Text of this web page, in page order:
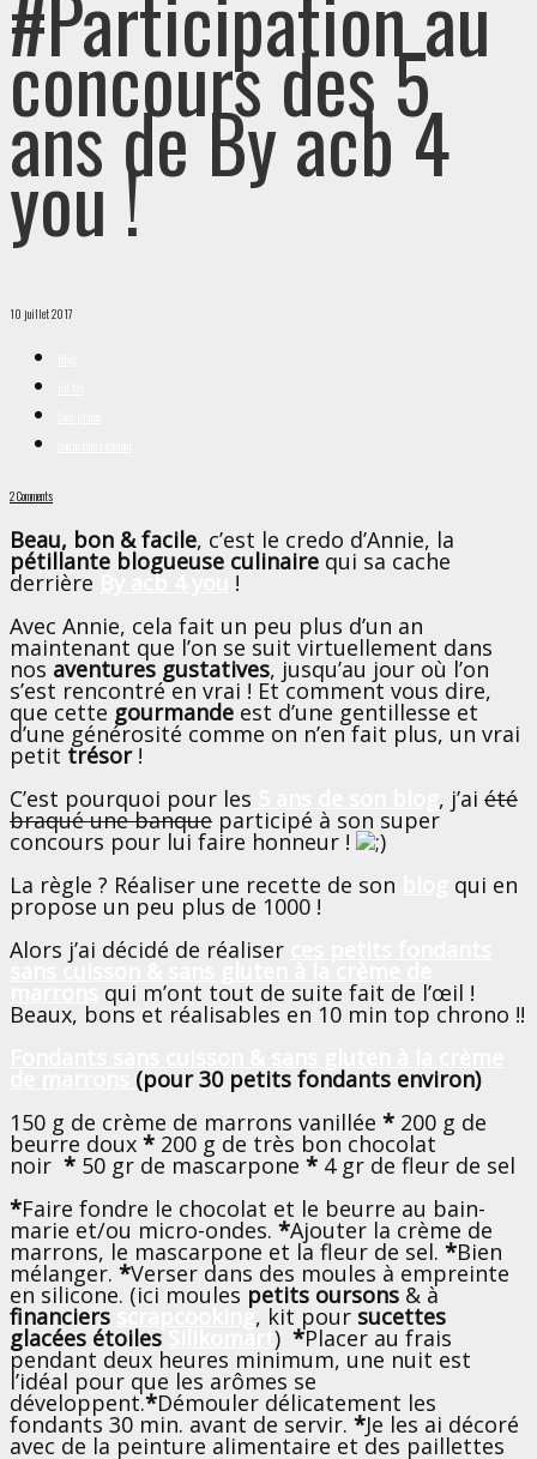
concours des 5
ans de By acb 4
you !
10 juillet 2017
2 Comments
Beau, bon & facile, c’est le credo d’Annie, la
pétillante blogueuse culinaire qui sa cache
derrière By acb 4 you
!
Avec Annie, cela fait un peu plus d’un an
maintenant que l’on se suit virtuellement dans
nos aventures gustatives, jusqu’au jour où l’on
s’est rencontré en vrai ! Et comment vous dire,
que cette gourmande est d’une gentillesse et
d’une générosité comme on n’en fait plus, un vrai
petit trésor!
C’est pourquoi pour les
, j’ai été
braqué une banque participé à son super
concours pour lui faire honneur !
La règle ? Réaliser une recette de son
qui en
propose un peu plus de 1000 !
Alors j’ai décidé de réaliser
sans cuisson & sans gluten à la crème de
qui m’ont tout de suite fait de l’œil !
Beaux, bons et réalisables en 10 min top chrono !!
(pour 30 petits fondants environ)
150 g de crème de marrons vanillée * 200 g de
beurre doux * 200 g de très bon chocolat
noir * 50 gr de mascarpone * 4 gr de fleur de sel
*Faire fondre le chocolat et le beurre au bain-
marie et/ou micro-ondes. *Ajouter la crème de
marrons, le mascarpone et la fleur de sel. *Bien
mélanger. *Verser dans des moules à empreinte
en silicone. (ici moules petits oursons & à
financiers scrapcooking, kit pour sucettes
glacées étoiles ) *Placer au frais
pendant deux heures minimum, une nuit est
l’idéal pour que les arômes se
développent.*Démouler délicatement les
fondants 30 min. avant de servir. *Je les ai décoré
avec de la peinture alimentaire et des paillettes